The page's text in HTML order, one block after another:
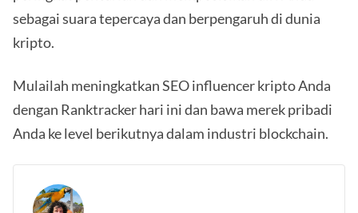
sebagai suara tepercaya dan berpengaruh di dunia
kripto.
Mulailah meningkatkan SEO influencer kripto Anda
dengan Ranktracker hari ini dan bawa merek pribadi
Anda ke level berikutnya dalam industri blockchain.